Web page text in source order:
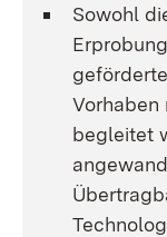
Sowohl
begleitet